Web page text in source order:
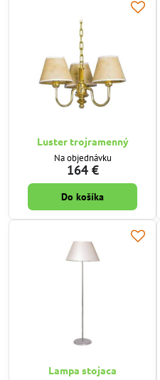
Luster trojramenný
Na objednávku
164 €
Do košíka
Lampa stojaca